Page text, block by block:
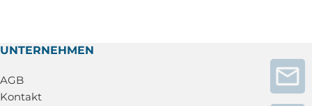
UNTERNEHMEN
AGB
Kontakt